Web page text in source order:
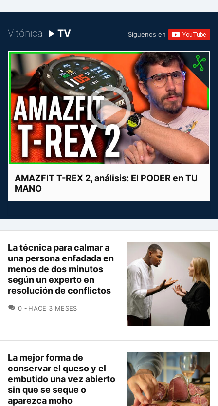
Vitónica TV Síguenos en
AMAZFIT T-REX 2, análisis: El PODER en TU
MANO
La técnica para calmar a
una persona enfadada en
menos de dos minutos
según un experto en
resolución de conflictos
0 COMENTARIOS
HACE 3 MESES
La mejor forma de
conservar el queso y el
embutido una vez abierto
sin que se seque o
aparezca moho